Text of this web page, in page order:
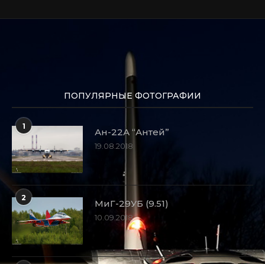
ПОПУЛЯРНЫЕ ФОТОГРАФИИ
1
Ан-22А “Антей”
19.08.2018
2
МиГ-29УБ (9.51)
10.09.2018